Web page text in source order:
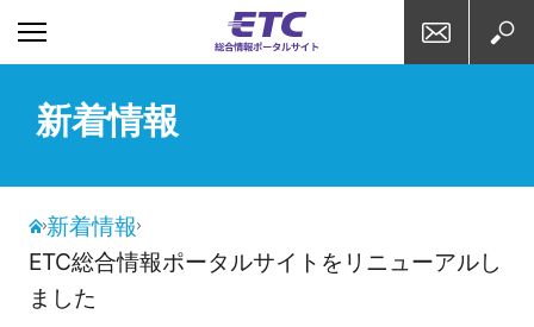
新着情報
新着情報
ETC総合情報ポータルサイトをリニューアルし
ました